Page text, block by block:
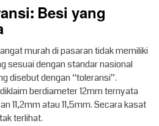
Besi yang
murah di pasaran tidak memiliki
sesuai dengan standar nasional
disebut dengan “toleransi”.
berdiameter 12mm ternyata
11,2mm atau 11,5mm. Secara kasat
terlihat.